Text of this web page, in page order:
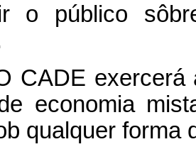
o público
CADE exercerá
economia
qualquer forma